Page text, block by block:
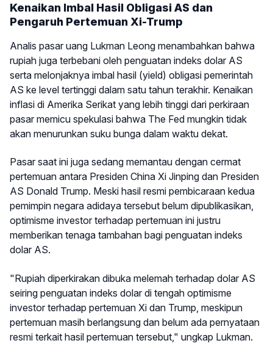
Kenaikan Imbal Hasil Obligasi AS dan
Pengaruh Pertemuan Xi-Trump
Analis pasar uang Lukman Leong menambahkan bahwa
rupiah juga terbebani oleh penguatan indeks dolar AS
serta melonjaknya imbal hasil (yield) obligasi pemerintah
AS ke level tertinggi dalam satu tahun terakhir. Kenaikan
inflasi di Amerika Serikat yang lebih tinggi dari perkiraan
pasar memicu spekulasi bahwa The Fed mungkin tidak
akan menurunkan suku bunga dalam waktu dekat.
Pasar saat ini juga sedang memantau dengan cermat
pertemuan antara Presiden China Xi Jinping dan Presiden
AS Donald Trump. Meski hasil resmi pembicaraan kedua
pemimpin negara adidaya tersebut belum dipublikasikan,
optimisme investor terhadap pertemuan ini justru
memberikan tenaga tambahan bagi penguatan indeks
dolar AS.
"Rupiah diperkirakan dibuka melemah terhadap dolar AS
seiring penguatan indeks dolar di tengah optimisme
investor terhadap pertemuan Xi dan Trump, meskipun
pertemuan masih berlangsung dan belum ada pernyataan
resmi terkait hasil pertemuan tersebut," ungkap Lukman.